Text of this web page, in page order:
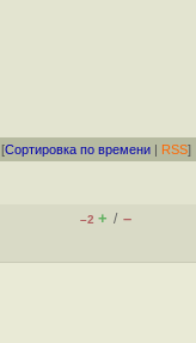
[Сортировка по времени | RSS]
–2 + / –